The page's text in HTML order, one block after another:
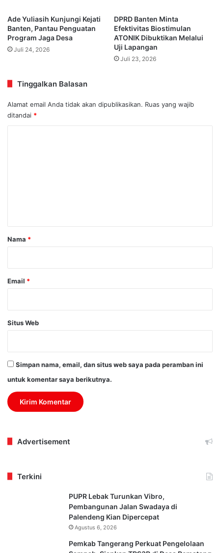
Ade Yuliasih Kunjungi Kejati
Banten, Pantau Penguatan
Program Jaga Desa
Juli 24, 2026
DPRD Banten Minta
Efektivitas Biostimulan
ATONIK Dibuktikan Melalui
Uji Lapangan
Juli 23, 2026
Tinggalkan Balasan
Alamat email Anda tidak akan dipublikasikan. Ruas yang wajib
ditandai *
rNama *
Email *
Situs Web
Simpan nama, email, dan situs web saya pada peramban ini
untuk komentar saya berikutnya.
Advertisement
Terkini
PUPR Lebak Turunkan Vibro,
Pembangunan Jalan Swadaya di
Palendeng Kian Dipercepat
Agustus 6, 2026
Pemkab Tangerang Perkuat Pengelolaan